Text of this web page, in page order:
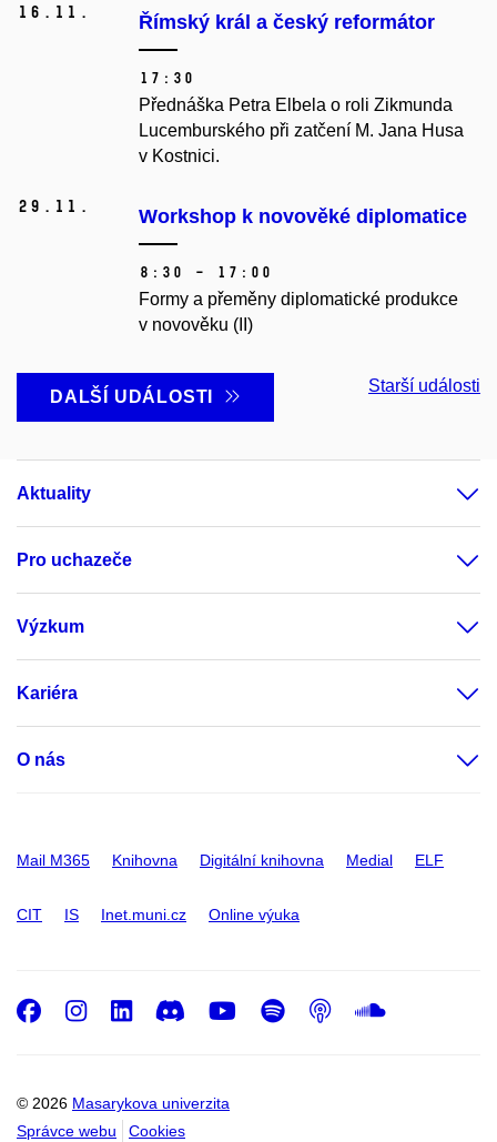
16. 11. Římský král a český reformátor
17:30
Přednáška Petra Elbela o roli Zikmunda
Lucemburského při zatčení M. Jana Husa
v Kostnici.
29. 11. Workshop k novověké diplomatice
8:30 – 17:00
Formy a přeměny diplomatické produkce
v novověku (II)
DALŠÍ UDÁLOSTI
Starší události
Aktuality
Pro uchazeče
Výzkum
Kariéra
O nás
Mail M365 Knihovna Digitální knihovna Medial ELF
CIT IS Inet.muni.cz Online výuka
© 2026 Masarykova univerzita
Správce webu
Cookies
Facebook
Instagram
LinkedIn
DiscordYoutube
Spotify
Podcast